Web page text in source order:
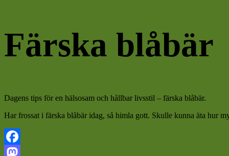
Färska blåbär
Dagens tips för en hälsosam och hållbar livsstil – färska blåbär.
Har frossat i färska blåbär idag, så himla gott. Skulle kunna äta hur
Facebook